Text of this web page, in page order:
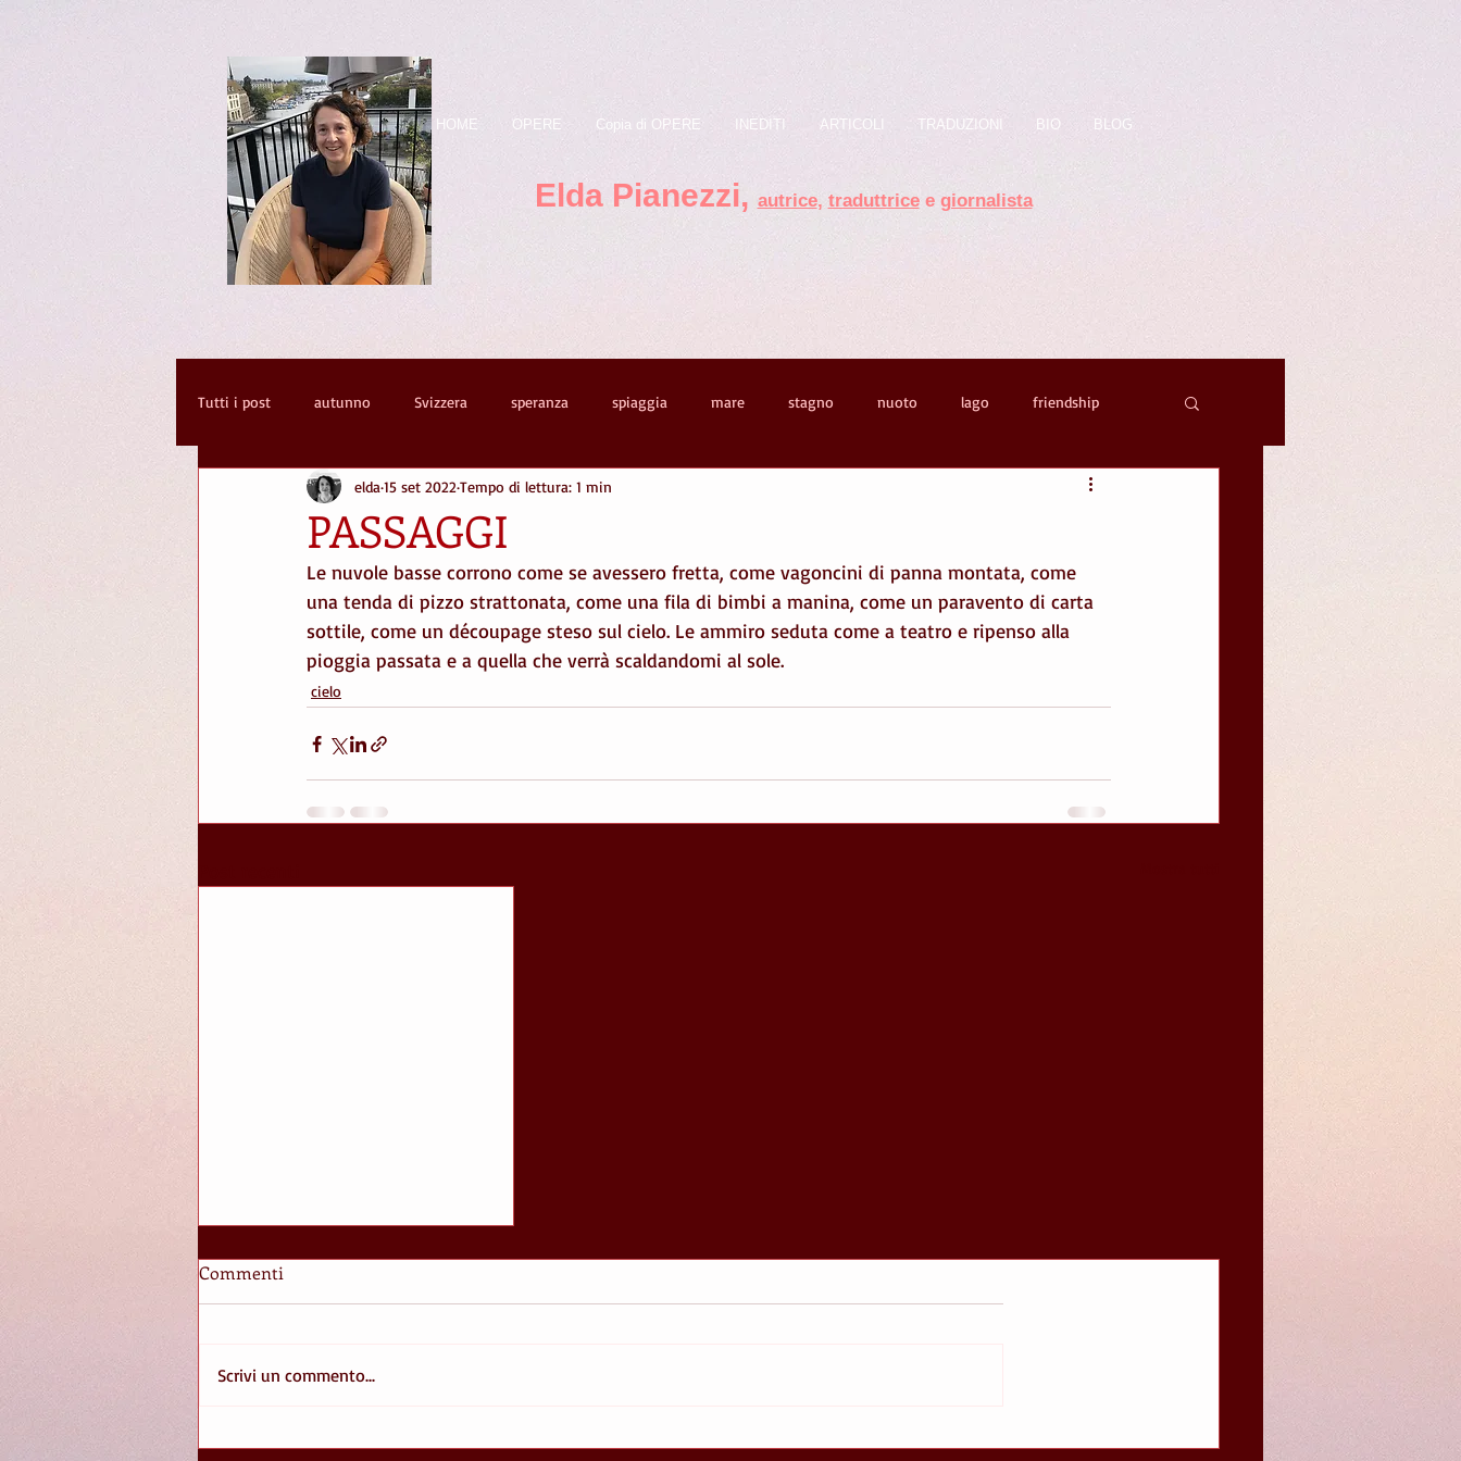
HOME OPERE Copia di OPERE INEDITI ARTICOLI TRADUZIONI BIO BLOG
Elda Pianezzi , autrice, traduttricee giornalista
Tutti i post autunno Svizzera speranza spiaggia mare stagno nuoto lago friendship
Spaziergänge potere genetica primavera
strade scrivere montagna amicizia cielo arte città musica consapevolezza
PASSAGGI
elda 15 set 2022 Tempo di lettura: 1 min
Le nuvole basse corrono come se avessero fretta, come vagoncini di panna montata, come
una tenda di pizzo strattonata, come una fila di bimbi a manina, come un paravento di carta
sottile, come un découpage steso sul cielo. Le ammiro seduta come a teatro e ripenso alla
pioggia passata e a quella che verrà scaldandomi al sole.
cielo
Commenti
Scrivi un commento...